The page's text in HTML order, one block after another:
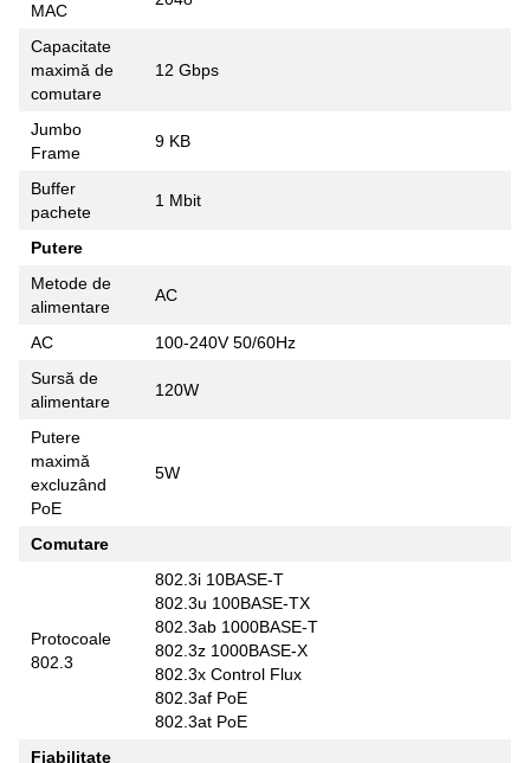
MAC
Capacitate
maximă de
comutare
12 Gbps
Jumbo
Frame
9 KB
Buffer
pachete
1 Mbit
Putere
Metode de
alimentare
AC
AC
100-240V 50/60Hz
Sursă de
alimentare
120W
Putere
maximă
excluzând
PoE
5W
Comutare
Protocoale
802.3
802.3i 10BASE-T
802.3u 100BASE-TX
802.3ab 1000BASE-T
802.3z 1000BASE-X
802.3x Control Flux
802.3af PoE
802.3at PoE
Fiabilitate